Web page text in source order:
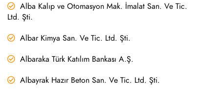
Alba Kalıp ve Otomasyon Mak. İmalat San. Ve Tic.
Ltd. Şti.
Albar Kimya San. Ve Tic. Ltd. Şti.
Albaraka Türk Katılım Bankası A.Ş.
Albayrak Hazır Beton San. Ve Tic. Ltd. Şti.